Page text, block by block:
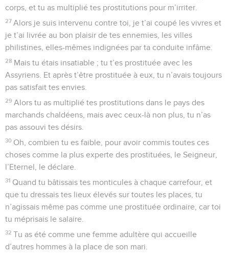
corps, et tu as multiplié tes prostitutions pour m’irriter.
27 Alors je suis intervenu contre toi, je t’ai coupé les vivres et
je t’ai livrée au bon plaisir de tes ennemies, les villes
philistines, elles-mêmes indignées par ta conduite infâme.
28 Mais tu étais insatiable ; tu t’es prostituée avec les
Assyriens. Et après t’être prostituée à eux, tu n’avais toujours
pas satisfait tes envies.
29 Alors tu as multiplié tes prostitutions dans le pays des
marchands chaldéens, mais avec ceux-là non plus, tu n’as
pas assouvi tes désirs.
30 Oh, combien tu es faible, pour avoir commis toutes ces
choses comme la plus experte des prostituées, le Seigneur,
l’Eternel, le déclare.
31 Quand tu bâtissais tes monticules à chaque carrefour, et
que tu dressais tes lieux élevés sur toutes les places, tu
n’agissais même pas comme une prostituée ordinaire, car toi
tu méprisais le salaire.
32 Tu as été comme une femme adultère qui accueille
d’autres hommes à la place de son mari.